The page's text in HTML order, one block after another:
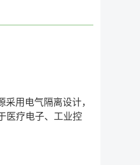
用电气隔离设计，
医疗电子、工业控